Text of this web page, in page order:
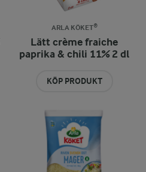
ARLA KÖKET®
Lätt crème fraiche
paprika & chili 11% 2 dl
KÖP PRODUKT